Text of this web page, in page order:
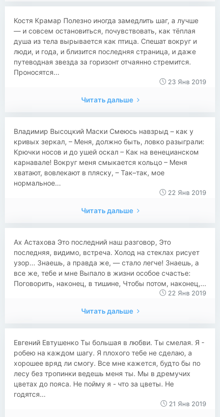
Костя Крамар Полезно иногда замедлить шаг, а лучше
— и совсем остановиться, почувствовать, как тёплая
душа из тела вырывается как птица. Спешат вокруг и
люди, и года, и близится последняя страница, и даже
путеводная звезда за горизонт отчаянно стремится.
Проносятся...
23 Янв 2019
Читать дальше
Владимир Высоцкий Маски Смеюсь навзрыд – как у
кривых зеркал, – Меня, должно быть, ловко разыграли:
Крючки носов и до ушей оскал – Как на венецианском
карнавале! Вокруг меня смыкается кольцо – Меня
хватают, вовлекают в пляску, – Так–так, мое
нормальное...
22 Янв 2019
Читать дальше
Ах Астахова Это последний наш разговор, Это
последняя, видимо, встреча. Холод на стеклах рисует
узор... Знаешь, а правда же, — стало легче! Знаешь, а
все же, тебе и мне Выпало в жизни особое счастье:
Поговорить, наконец, в тишине, Чтобы потом, наконец,...
22 Янв 2019
Читать дальше
Евгений Евтушенко Ты большая в любви. Ты смелая. Я -
робею на каждом шагу. Я плохого тебе не сделаю, а
хорошее вряд ли смогу. Все мне кажется, будто бы по
лесу без тропинки ведешь меня ты. Мы в дремучих
цветах до пояса. Не пойму я - что за цветы. Не
годятся...
21 Янв 2019